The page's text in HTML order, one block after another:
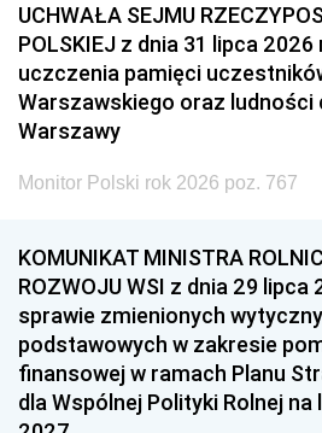
UCHWAŁA SEJMU
POLSKIEJ z dnia 31 lipca 2026
uczczenia pamięci
Warszawskiego oraz ludności
Warszawy
Monitor Polski rok 2026 poz. 767
KOMUNIKAT MINISTRA
ROZWOJU WSI z dnia 29 lipca
sprawie zmienionych
podstawowych w zakresie
finansowej w ramach Planu
dla Wspólnej Polityki Rolnej